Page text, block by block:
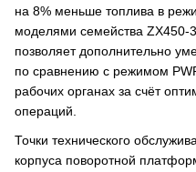
на 8% меньше топлива в
моделями семейства
позволяет дополнительно
по сравнению с режимом
рабочих органах за счёт
операций.
Точки технического
корпуса поворотной